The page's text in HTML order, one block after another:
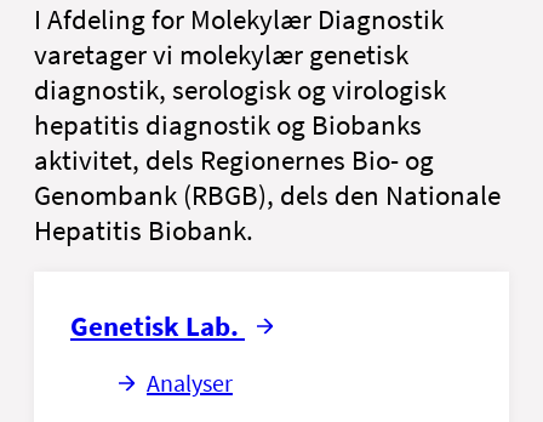
I Afdeling for Molekylær Diagnostik
varetager vi molekylær genetisk
diagnostik, serologisk og virologisk
hepatitis diagnostik og Biobanks
aktivitet, dels Regionernes Bio- og
Genombank (RBGB), dels den Nationale
Hepatitis Biobank.
Genetisk Lab.
Analyser